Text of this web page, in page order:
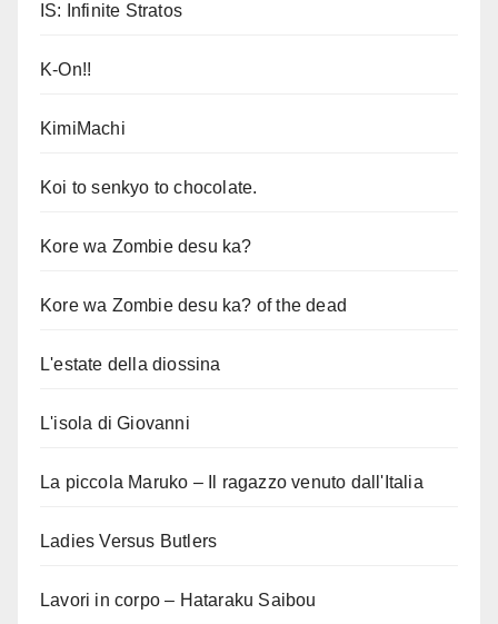
IS: Infinite Stratos
K-On!!
KimiMachi
Koi to senkyo to chocolate.
Kore wa Zombie desu ka?
Kore wa Zombie desu ka? of the dead
L'estate della diossina
L'isola di Giovanni
La piccola Maruko – Il ragazzo venuto dall'Italia
Ladies Versus Butlers
Lavori in corpo – Hataraku Saibou